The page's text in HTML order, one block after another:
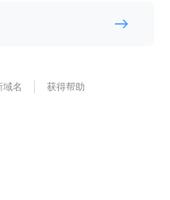
域名 获得帮助